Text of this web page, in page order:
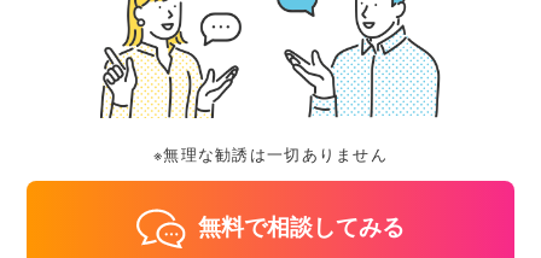
※無理な勧誘は一切ありません
無料で相談してみる